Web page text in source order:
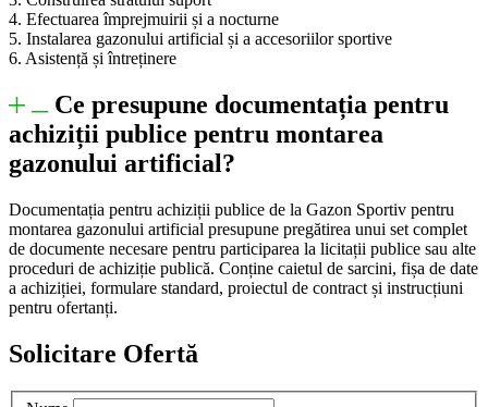
4. Efectuarea împrejmuirii și a nocturne
5. Instalarea gazonului artificial și a accesoriilor sportive
6. Asistență și întreținere
Ce presupune documentația pentru
achiziții publice pentru montarea
gazonului artificial?
Documentația pentru achiziții publice de la Gazon Sportiv pentru
montarea gazonului artificial presupune pregătirea unui set complet
de documente necesare pentru participarea la licitații publice sau alte
proceduri de achiziție publică. Conține caietul de sarcini, fișa de date
a achiziției, formulare standard, proiectul de contract și instrucțiuni
pentru ofertanți.
Solicitare Ofertă